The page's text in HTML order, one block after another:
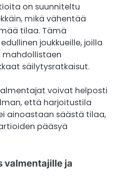
on suunniteltu
mikä vähentää
tilaa. Tämä
joukkueille, joilla
mahdollistaen
säilytysratkaisut.
voivat helposti
että harjoitustila
ainoastaan säästä tilaa,
pääsyä
valmentajille ja